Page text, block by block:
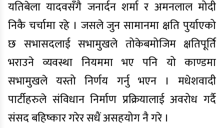
यतिबेला यादवसँगै जनार्दन शर्मा र अमनलाल मोदी
निकै चर्चामा रहे । जसले जुन सामानमा क्षति पुर्याएको
छ सभासदलाई सभामुखले तोकेबमोजिम क्षतिपूर्ति
भराउने व्यवस्था नियममा भए पनि यो काण्डमा
सभामुखले यस्तो निर्णय गर्नु भएन । मधेशवादी
पार्टीहरुले संविधान निर्माण प्रक्रियालाई अवरोध गर्दै
संसद बहिष्कार गरेर सधैं असहयोग नै गरे ।